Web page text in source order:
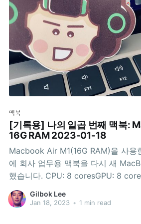
맥북
[기록용] 나의 일곱 번째 맥북:
16G RAM 2023-01-18
Macbook Air M1(16G RAM)을 사용
에 회사 업무용 맥북을 다시 새
했습니다. CPU: 8 coresGPU: 8 coresRAM: 16GStorage:
SSD 256G제가 느끼는 가장 큰 변화
쪽 인터페이스가 USB-C에서 맥세이
Gilbok Lee
Jan 18, 2023 • 1 min read